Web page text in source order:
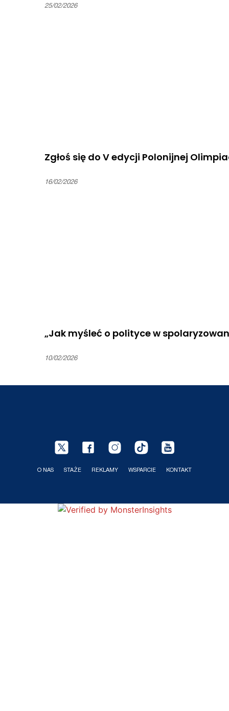
25/02/2026
Zgłoś się do V edycji Polonijnej
16/02/2026
„Jak myśleć o polityce w
10/02/2026
O NAS STAŻE REKLAMY WSPARCIE KONTAKT